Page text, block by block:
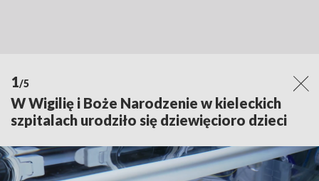
1/5
W Wigilię i Boże Narodzenie w kieleckich
szpitalach urodziło się dziewięcioro dzieci